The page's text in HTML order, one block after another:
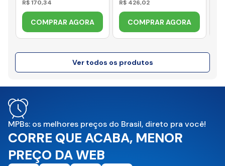
R$ 170,34
COMPRAR AGORA
R$ 426,02
COMPRAR AGORA
Ver todos os produtos
MPBs: os melhores preços do Brasil, direto pra você!
CORRE QUE ACABA, MENOR
PREÇO DA WEB